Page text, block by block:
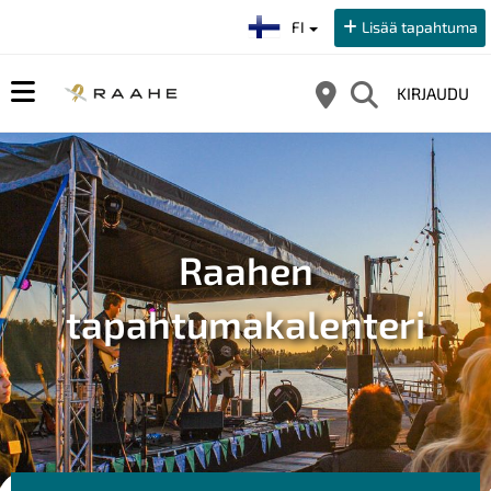
FI Lisää tapahtuma
KIRJAUDU
Raahen
tapahtumakalenteri